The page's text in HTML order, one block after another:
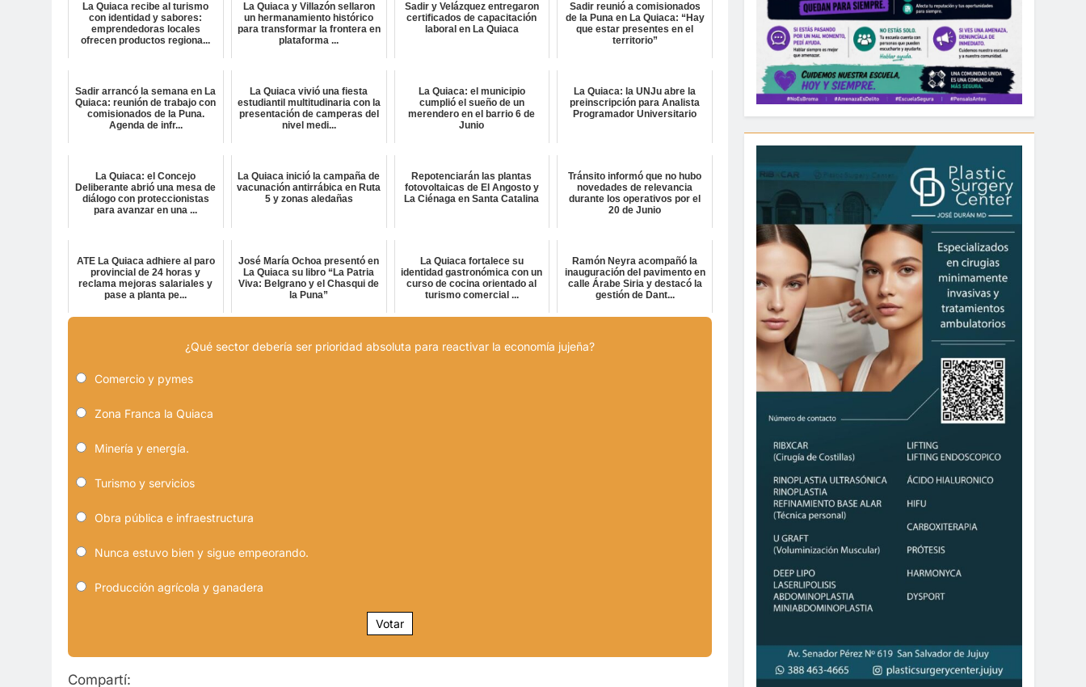
La Quiaca recibe al turismo
con identidad y sabores:
emprendedoras locales
ofrecen productos regiona...
La Quiaca y Villazón sellaron
un hermanamiento histórico
para transformar la frontera en
plataforma ...
Sadir y Velázquez entregaron
certificados de capacitación
laboral en La Quiaca
Sadir reunió a comisionados
de la Puna en La Quiaca: “Hay
que estar presentes en el
territorio”
Sadir arrancó la semana en La
Quiaca: reunión de trabajo con
comisionados de la Puna.
Agenda de infr...
La Quiaca vivió una fiesta
estudiantil multitudinaria con la
presentación de camperas del
nivel medi...
La Quiaca: el municipio
cumplió el sueño de un
merendero en el barrio 6 de
Junio
La Quiaca: la UNJu abre la
preinscripción para Analista
Programador Universitario
La Quiaca: el Concejo
Deliberante abrió una mesa de
diálogo con proteccionistas
para avanzar en una ...
La Quiaca inició la campaña de
vacunación antirrábica en Ruta
5 y zonas aledañas
Repotenciarán las plantas
fotovoltaicas de El Angosto y
La Ciénaga en Santa Catalina
Tránsito informó que no hubo
novedades de relevancia
durante los operativos por el
20 de Junio
ATE La Quiaca adhiere al paro
provincial de 24 horas y
reclama mejoras salariales y
pase a planta pe...
José María Ochoa presentó en
La Quiaca su libro “La Patria
Viva: Belgrano y el Chasqui de
la Puna”
La Quiaca fortalece su
identidad gastronómica con un
curso de cocina orientado al
turismo comercial ...
Ramón Neyra acompañó la
inauguración del pavimento en
calle Árabe Siria y destacó la
gestión de Dant...
¿Qué sector debería ser prioridad absoluta para reactivar la economía jujeña?
Comercio y pymes
Zona Franca la Quiaca
Minería y energía.
Turismo y servicios
Obra pública e infraestructura
Nunca estuvo bien y sigue empeorando.
Producción agrícola y ganadera
Votar
Compartí: